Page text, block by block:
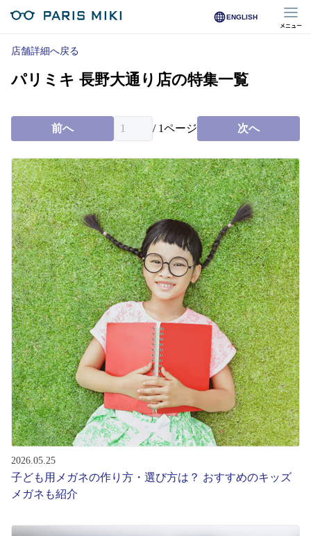
ENGLISH
メニュー
マイページ
Opera Club会員
オンラインショップ会員
店舗を探す
店舗検索/来店予約
商品を探す
メガネ
レンズ
サングラス
補聴器
コンタクトレンズ
店舗詳細へ戻る
パリミキ 長野大通り店の特集一覧
前へ / 1ページ 次へ
2026.05.25
子ども用メガネの作り方・選び方は？ おすすめのキッズ
メガネも紹介